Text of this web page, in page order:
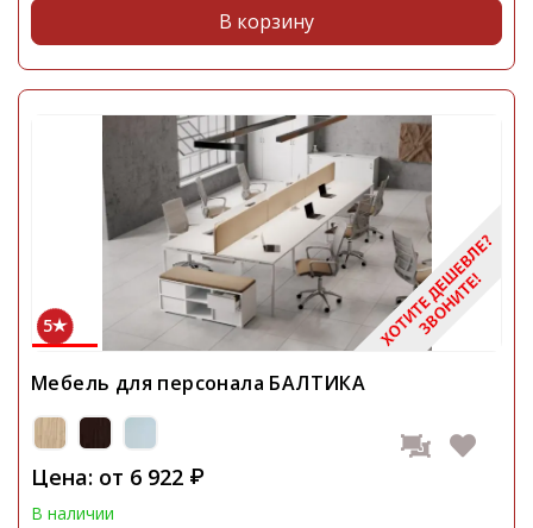
В корзину
5
Мебель для персонала БАЛТИКА
Цена: от 6 922 ₽
В наличии